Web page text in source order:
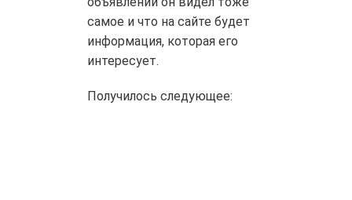
самое и что на сайте будет
информация, которая его
интересует.
Получилось следующее: